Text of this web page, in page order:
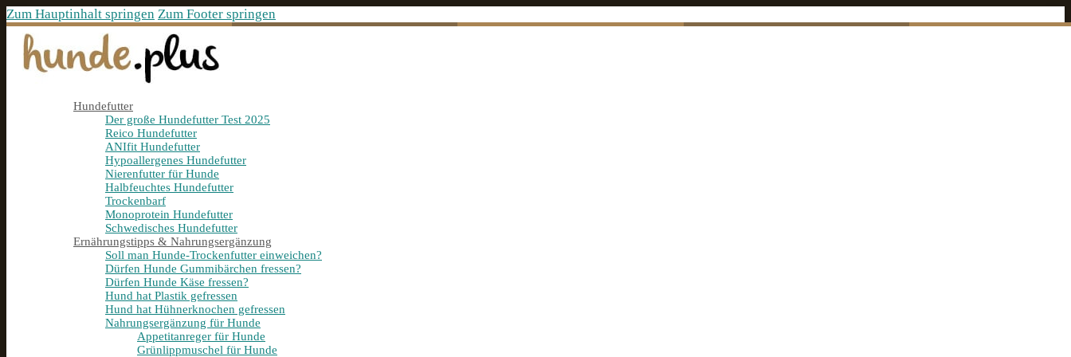
Zum Hauptinhalt springen Zum Footer springen
Hundefutter
Der große Hundefutter Test 2025
Reico Hundefutter
ANIfit Hundefutter
Hypoallergenes Hundefutter
Nierenfutter für Hunde
Halbfeuchtes Hundefutter
Trockenbarf
Monoprotein Hundefutter
Schwedisches Hundefutter
Ernährungstipps & Nahrungsergänzung
Soll man Hunde-Trockenfutter einweichen?
Dürfen Hunde Gummibärchen fressen?
Dürfen Hunde Käse fressen?
Hund hat Plastik gefressen
Hund hat Hühnerknochen gefressen
Nahrungsergänzung für Hunde
Appetitanreger für Hunde
Grünlippmuschel für Hunde